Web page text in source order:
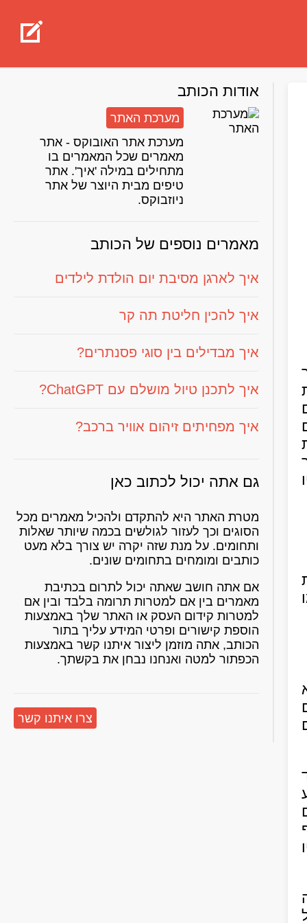
אודות הכותב
מערכת האתר
מערכת אתר האובוקס - אתר
מאמרים שכל המאמרים בו
מתחילים במילה 'איך'. אתר
טיפים מבית היוצר של אתר
ניוזבוקס.
מאמרים נוספים של הכותב
איך לארגן מסיבת יום הולדת לילדים
איך להכין חליטת תה קר
איך מבדילים בין סוגי פסנתרים?
איך לתכנן טיול מושלם עם ChatGPT?
איך מפחיתים זיהום אוויר ברכב?
גם אתה יכול לכתוב כאן
מטרת האתר היא להתקדם ולהכיל מאמרים מכל
הסוגים וכך לעזור לגולשים בכמה שיותר שאלות
ותחומים. על מנת שזה יקרה יש צורך בלא מעט
כותבים ומומחים בתחומים שונים.
אם אתה חושב שאתה יכול לתרום בכתיבת
מאמרים בין אם למטרות תרומה בלבד ובין אם
למטרות קידום העסק או האתר שלך באמצעות
הוספת קישורים ופרטי המידע עליך בתור
הכותב, אתה מוזמן ליצור איתנו קשר באמצעות
הכפתור למטה ואנחנו נבחן את בקשתך.
צרו איתנו קשר